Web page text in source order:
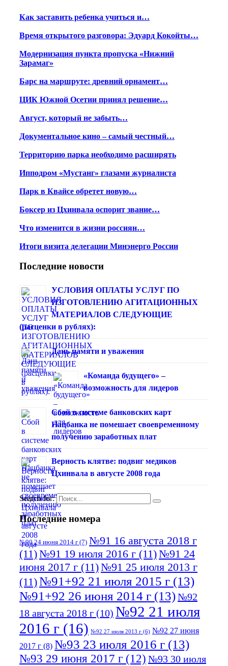
Как заставить ребенка учиться и…
Время открытого разговора: Эдуард Кокойты…
Модернизация пункта пропуска «Нижний
Зарамаг»
Барс на маршруте: древний орнамент…
ЦИК Южной Осетии принял решение…
Август, который не забыть…
Документальное кино – самый честный…
Территорию парка необходимо расширять
Ипподром «Мустанг» глазами журналиста
Парк в Квайсе обретет новую…
Боксер из Цхинвала оспорит звание…
Что изменится в жизни россиян…
Итоги визита делегации Минэнерго России
Последние новости
УСЛОВИЯ ОПЛАТЫ УСЛУГ ПО
ИЗГОТОВЛЕНИЮ АГИТАЦИОННЫХ
МАТЕРИАЛОВ СЛЕДУЮЩИЕ
(расценки в рублях):
Дань памяти и уважения
«Команда будущего» –
возможность для лидеров
Сбой в системе банковских карт
Нацбанка не помешает своевременному
получению заработных плат
Верность клятве: подвиг медиков
Цхинвала в августе 2008 года
Search for:
Последние номера
№90 24 июня 2014 г (7) №91 16 августа 2018 г
(11)№91 19 июля 2016 г (11)№91 24
июня 2017 г (11)№91 25 июля 2013 г
(11)№91+92 21 июля 2015 г (13)
№91+92 26 июня 2014 г (13)№92
18 августа 2018 г (10) №92 21 июля
2016 г (16) №92 27 июля 2013 г (6) №92 27 июня
2017 г (8) №93 23 июля 2016 г (13)
№93 29 июня 2017 г (12) №93 30 июля